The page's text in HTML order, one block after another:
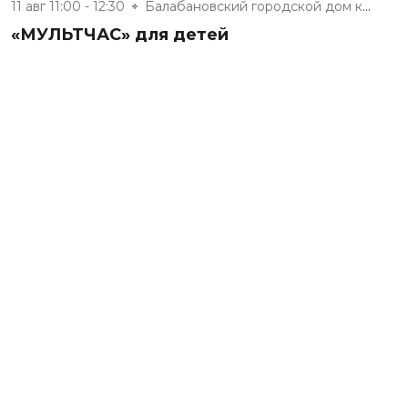
11 авг 11:00 - 12:30 Балабановский городской дом ку...
«МУЛЬТЧАС» для детей